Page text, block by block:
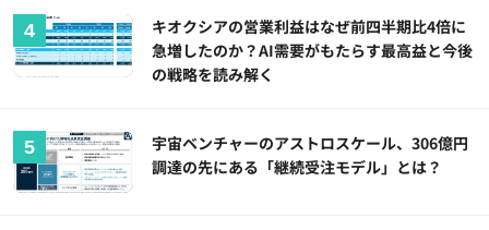
キオクシアの営業利益はなぜ前四半期比4倍に
急増したのか？AI需要がもたらす最高益と今後
の戦略を読み解く
宇宙ベンチャーのアストロスケール、306億円
調達の先にある「継続受注モデル」とは？